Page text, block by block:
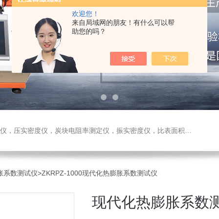
欢迎您！
来自局域网的朋友！有什么可以帮
助您的吗？
仪，振实密度仪，比表面积测试仪，真密度仪，炭块热膨胀仪，炭块透气率仪，炭块二氧化碳反应测定仪
系数测试仪>ZKRPZ-1000现代化热膨胀系数测试仪
现代化热膨胀系数